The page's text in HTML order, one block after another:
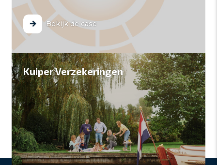
Bekijk de case
Kuiper Verzekeringen